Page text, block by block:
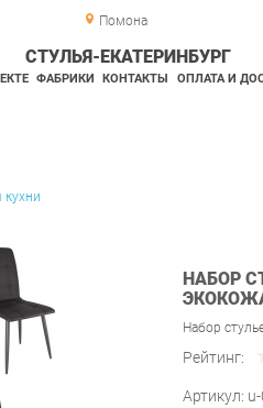
Помона
СТУЛЬЯ-ЕКАТЕРИНБУРГ
ФАБРИКИ КОНТАКТЫ ОПЛАТА И
кухни
НАБОР
Набор
Рейтинг:
Артикул: